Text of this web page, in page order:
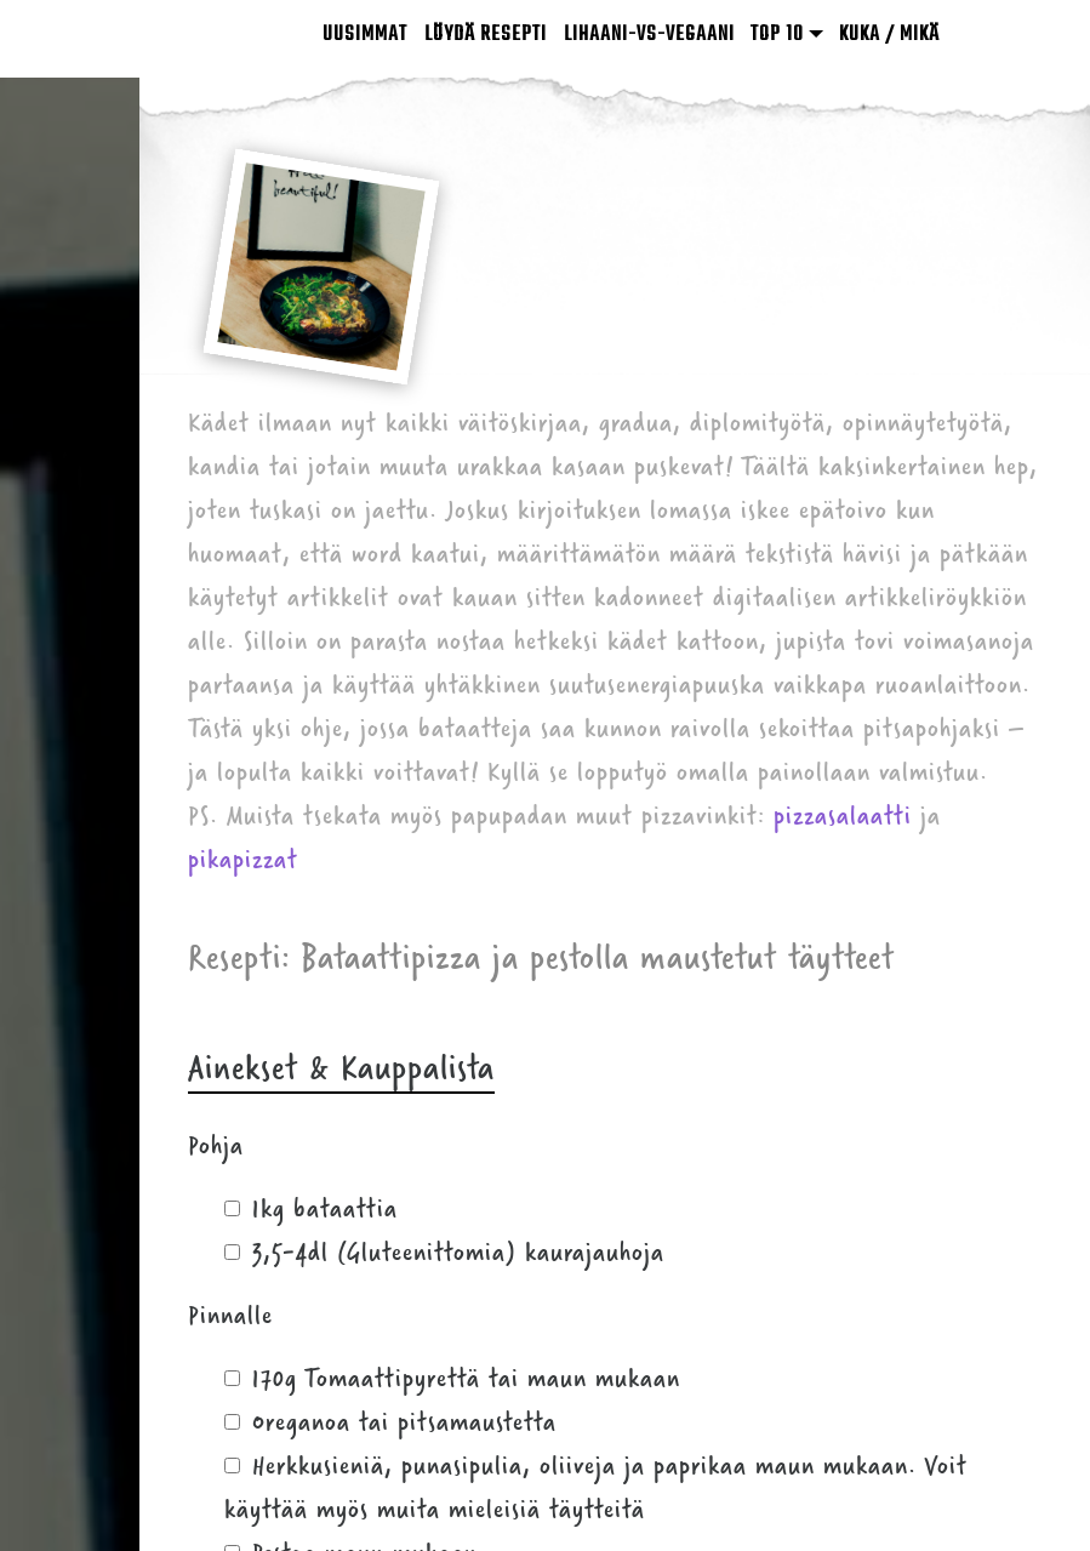
UUSIMMAT LÖYDÄ RESEPTI LIHAANI-VS-VEGAANI TOP 10 KUKA / MIKÄ
Kädet ilmaan nyt kaikki väitöskirjaa, gradua, diplomityötä, opinnäytetyötä,
kandia tai jotain muuta urakkaa kasaan puskevat! Täältä kaksinkertainen hep,
joten tuskasi on jaettu. Joskus kirjoituksen lomassa iskee epätoivo kun
huomaat, että word kaatui, määrittämätön määrä tekstistä hävisi ja pätkään
käytetyt artikkelit ovat kauan sitten kadonneet digitaalisen artikkeliröykkiön
alle. Silloin on parasta nostaa hetkeksi kädet kattoon, jupista tovi voimasanoja
partaansa ja käyttää yhtäkkinen suutusenergiapuuska vaikkapa ruoanlaittoon.
Tästä yksi ohje, jossa bataatteja saa kunnon raivolla sekoittaa pitsapohjaksi –
ja lopulta kaikki voittavat! Kyllä se lopputyö omalla painollaan valmistuu.
PS. Muista tsekata myös papupadan muut pizzavinkit: pizzasalaatti ja
pikapizzat
Resepti: Bataattipizza ja pestolla maustetut täytteet
Ainekset & Kauppalista
Pohja
1kg bataattia
3,5-4dl (Gluteenittomia) kaurajauhoja
Pinnalle
170g Tomaattipyrettä tai maun mukaan
Oreganoa tai pitsamaustetta
Herkkusieniä, punasipulia, oliiveja ja paprikaa maun mukaan. Voit
käyttää myös muita mieleisiä täytteitä